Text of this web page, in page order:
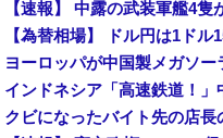
ヨーロッパが中国製メガソー
クビになったバイト先の店長